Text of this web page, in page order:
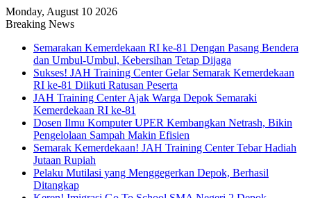
Monday, August 10 2026
Breaking News
Semarakan Kemerdekaan RI ke-81 Dengan Pasang Bendera
dan Umbul-Umbul, Kebersihan Tetap Dijaga
Sukses! JAH Training Center Gelar Semarak Kemerdekaan
RI ke-81 Diikuti Ratusan Peserta
JAH Training Center Ajak Warga Depok Semaraki
Kemerdekaan RI ke-81
Dosen Ilmu Komputer UPER Kembangkan Netrash, Bikin
Pengelolaan Sampah Makin Efisien
Semarak Kemerdekaan! JAH Training Center Tebar Hadiah
Jutaan Rupiah
Pelaku Mutilasi yang Menggegerkan Depok, Berhasil
Ditangkap